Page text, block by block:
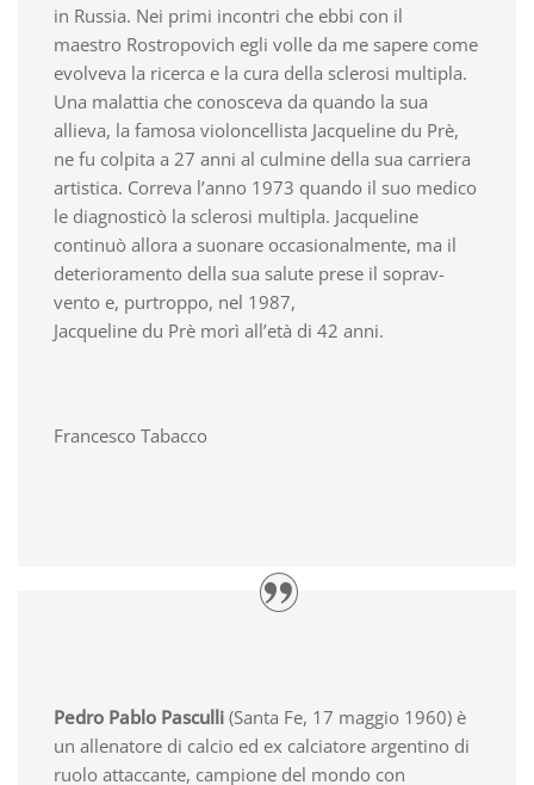
in Russia. Nei primi incontri che ebbi con il
maestro Rostropovich egli volle da me sapere come
evolveva la ricerca e la cura della sclerosi multipla.
Una malattia che conosceva da quando la sua
allieva, la famosa violoncellista Jacqueline du Prè,
ne fu colpita a 27 anni al culmine della sua carriera
artistica. Correva l’anno 1973 quando il suo medico
le diagnosticò la sclerosi multipla. Jacqueline
continuò allora a suonare occasionalmente, ma il
deterioramento della sua salute prese il soprav-
vento e, purtroppo, nel 1987,
Jacqueline du Prè morì all’età di 42 anni.
Francesco Tabacco
Pedro Pablo Pasculli (Santa Fe, 17 maggio 1960) è
un allenatore di calcio ed ex calciatore argentino di
ruolo attaccante, campione del mondo con